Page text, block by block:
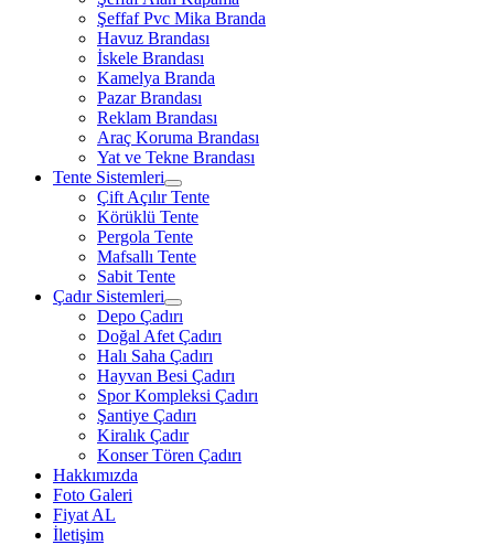
Şeffaf Pvc Mika Branda
Havuz Brandası
İskele Brandası
Kamelya Branda
Pazar Brandası
Reklam Brandası
Araç Koruma Brandası
Yat ve Tekne Brandası
Tente Sistemleri
Çift Açılır Tente
Körüklü Tente
Pergola Tente
Mafsallı Tente
Sabit Tente
Çadır Sistemleri
Depo Çadırı
Doğal Afet Çadırı
Halı Saha Çadırı
Hayvan Besi Çadırı
Spor Kompleksi Çadırı
Şantiye Çadırı
Kiralık Çadır
Konser Tören Çadırı
Hakkımızda
Foto Galeri
Fiyat AL
İletişim